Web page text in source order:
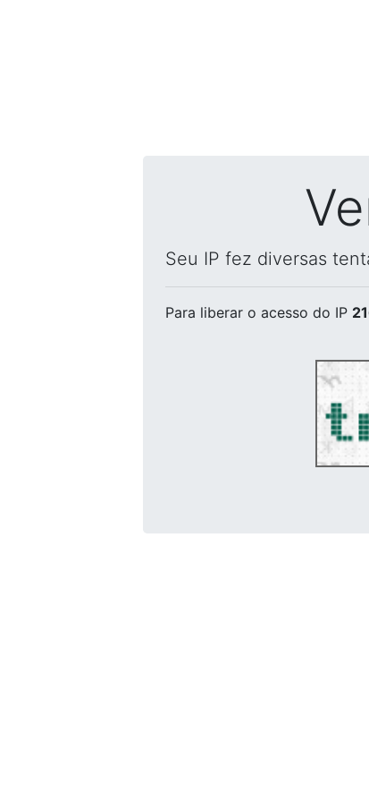
Seu IP fez diversas
Para liberar o acesso do IP